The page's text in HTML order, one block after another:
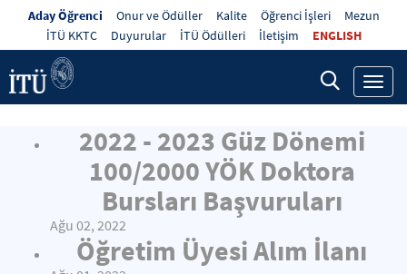
Aday Öğrenci Onur ve Ödüller Kalite Öğrenci İşleri
Mezun
İTÜ KKTC
Duyurular İTÜ Ödülleri İletişim ENGLISH
2022 - 2023 Güz Dönemi
100/2000 YÖK Doktora
Bursları Başvuruları
Ağu 02, 2022
Öğretim Üyesi Alım İlanı